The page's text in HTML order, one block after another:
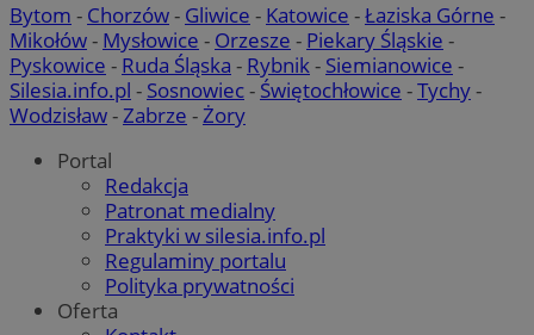
Bytom - Chorzów- Gliwice - Katowice -Łaziska Górne -
Mikołów- Mysłowice - Orzesze - Piekary Śląskie -
Pyskowice - Ruda Śląska - Rybnik- Siemianowice -
Silesia.info.pl - Sosnowiec- Świętochłowice -Tychy-
Wodzisław-Zabrze -Żory
Portal
Redakcja
Patronat medialny
Praktyki w silesia.info.pl
Regulaminy portalu
Polityka prywatności
Oferta